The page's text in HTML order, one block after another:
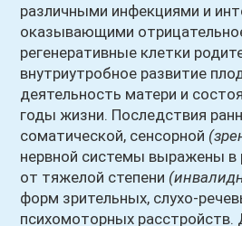
различными инфекциями и
оказывающими
регенеративные клетки
внутриутробное развитие
деятельность матери и
годы жизни. Последствия
соматической, сенсорной
нервной системы выражены в
от тяжелой степени
форм зрительных, слухо-
психомоторных расстройств.